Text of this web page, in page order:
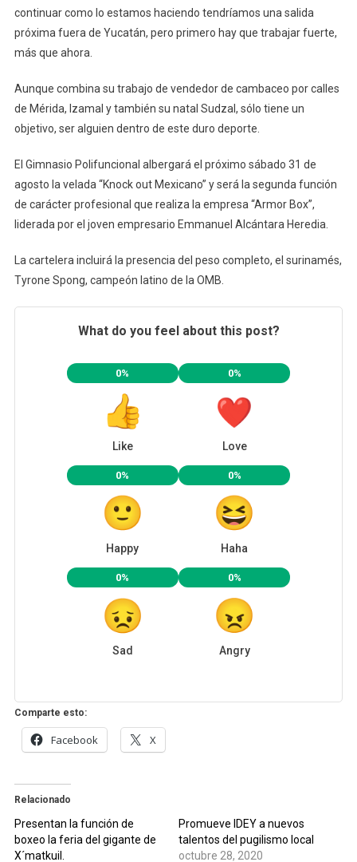
continuar como lo estamos haciendo tendríamos una salida
próxima fuera de Yucatán, pero primero hay que trabajar fuerte,
más que ahora.
Aunque combina su trabajo de vendedor de cambaceo por calles
de Mérida, Izamal y también su natal Sudzal, sólo tiene un
objetivo, ser alguien dentro de este duro deporte.
El Gimnasio Polifuncional albergará el próximo sábado 31 de
agosto la velada “Knock out Mexicano” y será la segunda función
de carácter profesional que realiza la empresa “Armor Box”,
liderada por el joven empresario Emmanuel Alcántara Heredia.
La cartelera incluirá la presencia del peso completo, el surinamés,
Tyrone Spong, campeón latino de la OMB.
What do you feel about this post?
0%
Like
0%
Love
0%
Happy
0%
Haha
0%
Sad
0%
Angry
Comparte esto:
Facebook X
Relacionado
Presentan la función de
boxeo la feria del gigante de
X´matkuil.
Promueve IDEY a nuevos
talentos del pugilismo local
octubre 28, 2020